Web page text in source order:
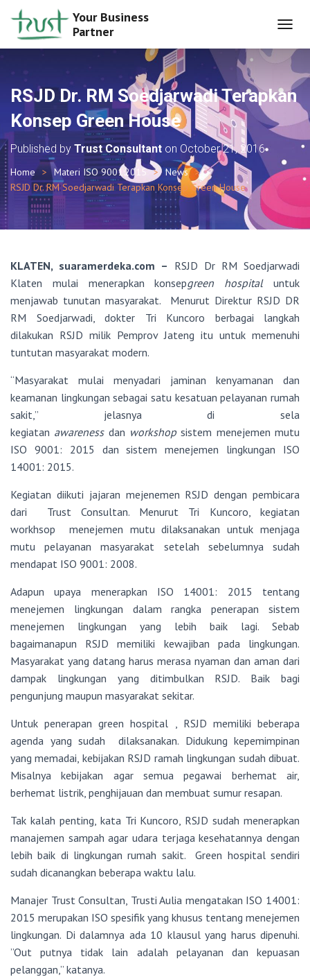
Your Business
Partner
O
E
A
V
G
N
RSJD Dr. RM Soedjarwadi Terapkan
Konsep Green House
Published by Trust Consultant on October 21, 2016
Home Materi ISO 9001:2015
News
RSJD Dr. RM Soedjarwadi Terapkan Konsep Green House
KLATEN, suaramerdeka.com – RSJD Dr RM Soedjarwadi
Klaten mulai menerapkan konsepgreen hospitaluntuk
menjawab tunutan masyarakat. Menurut Direktur RSJD DR
RM Soedjarwadi, dokter Tri Kuncoro berbagai langkah
dilakukan RSJD milik Pemprov Jateng itu untuk memenuhi
tuntutan masyarakat modern.
“Masyarakat mulai menyadari jaminan kenyamanan dan
keamanan lingkungan sebagai satu kesatuan pelayanan rumah
sakit,” jelasnya di sela
kegiatan awarenessdan workshopsistem menejemen mutu
ISO 9001: 2015 dan sistem menejemen lingkungan ISO
14001: 2015.
Kegiatan diikuti jajaran mejenemen RSJD dengan pembicara
dari Trust Consultan. Menurut Tri Kuncoro, kegiatan
workhsop menejemen mutu dilaksanakan untuk menjaga
mutu pelayanan masyarakat setelah sebelumnya sudah
mendapat ISO 9001: 2008.
Adapun upaya menerapkan ISO 14001: 2015 tentang
menejemen lingkungan dalam rangka penerapan sistem
menejemen lingkungan yang lebih baik lagi. Sebab
bagaimanapun RSJD memiliki kewajiban pada lingkungan.
Masyarakat yang datang harus merasa nyaman dan aman dari
dampak lingkungan yang ditimbulkan RSJD. Baik bagi
pengunjung maupun masyarakat sekitar.
Untuk penerapan green hospital , RSJD memiliki beberapa
agenda yang sudah dilaksanakan. Didukung kepemimpinan
yang memadai, kebijakan RSJD ramah lingkungan sudah dibuat.
Misalnya kebijakan agar semua pegawai berhemat air,
berhemat listrik, penghijauan dan membuat sumur resapan.
Tak kalah penting, kata Tri Kuncoro, RSJD sudah menerapkan
manajemen sampah agar udara terjaga kesehatannya dengan
lebih baik di lingkungan rumah sakit. Green hospital sendiri
sudah dicanangkan beberapa waktu lalu.
Manajer Trust Consultan, Trusti Aulia mengatakan ISO 14001:
2015 merupakan ISO spesifik yang khusus tentang menejemen
lingkungan. Di dalamnya ada 10 klausul yang harus dipenuhi.
”Out putnya tidak lain adalah pelayanan dan kepuasan
pelanggan,” katanya.